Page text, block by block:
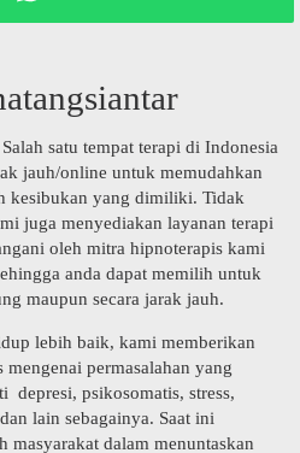
satu tempat terapi di Indonesia
jauh/online untuk memudahkan
kesibukan yang dimiliki. Tidak
juga menyediakan layanan terapi
oleh mitra hipnoterapis kami
anda dapat memilih untuk
maupun secara jarak jauh.
lebih baik, kami memberikan
permasalahan yang
depresi, psikosomatis, stress,
lain sebagainya. Saat ini
masyarakat dalam menuntaskan